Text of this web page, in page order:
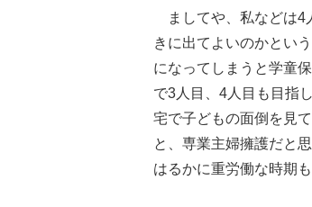
ましてや、私などは4
きに出てよいのかとい
になってしまうと学童
で3人目、4人目も目指
宅で子どもの面倒を見
と、専業主婦擁護だと
はるかに重労働な時期